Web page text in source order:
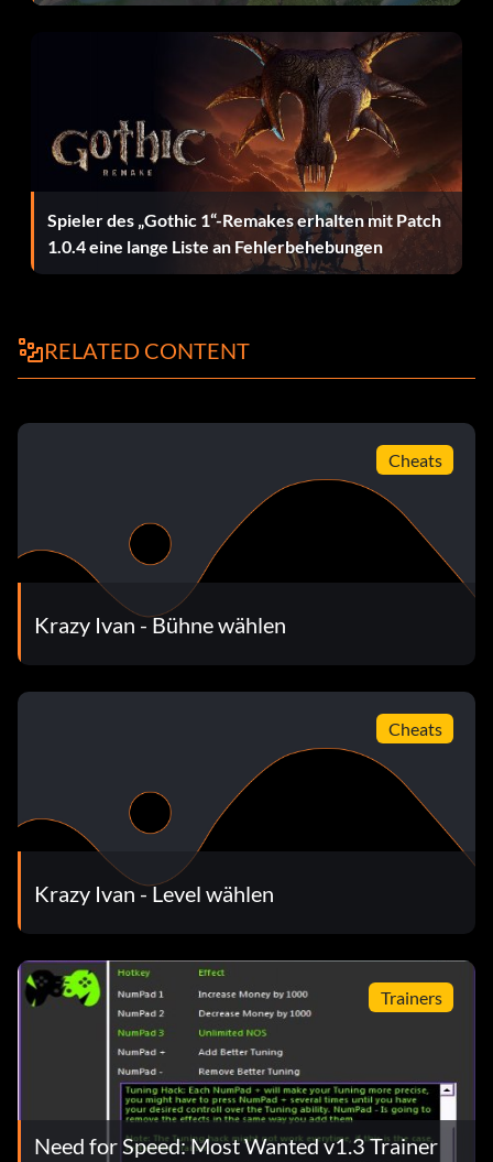
Spieler des „Gothic 1“-Remakes erhalten mit Patch
1.0.4 eine lange Liste an Fehlerbehebungen
RELATED CONTENT
Cheats
Krazy Ivan - Bühne wählen
Cheats
Krazy Ivan - Level wählen
Trainers
Need for Speed: Most Wanted v1.3 Trainer